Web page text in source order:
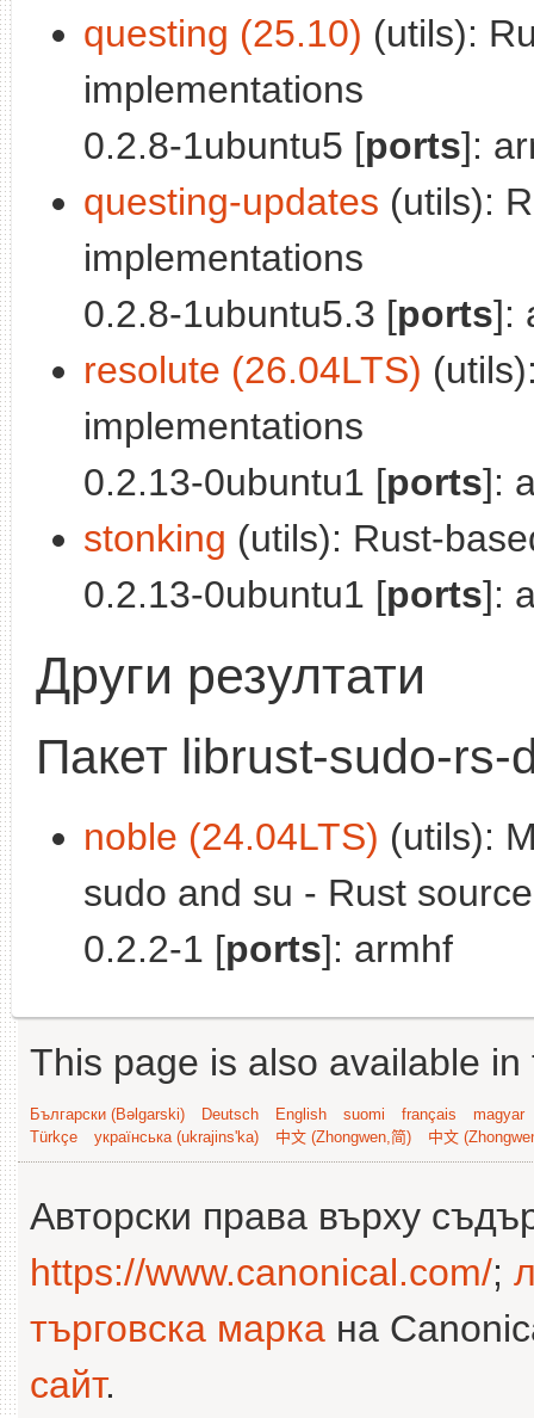
questing (25.10) (utils):
implementations
0.2.8-1ubuntu5 [ports]:
questing-updates (utils):
implementations
0.2.8-1ubuntu5.3 [ports]:
resolute (26.04LTS)
implementations
0.2.13-0ubuntu1 [ports]:
stonking (utils): Rust-
0.2.13-0ubuntu1 [ports]:
Други резултати
Пакет librust-sudo-rs-
noble (24.04LTS) (utils):
sudo and su - Rust
0.2.2-1 [ports]: armhf
This page is also available
Български (Bəlgarski) Deutsch English suomi français
magyar
Türkçe
українська (ukrajins'ka) 中文 (Zhongwen,简) 中文
Авторски права върху
https://www.canonical.com/;
търговска марка на
сайт.